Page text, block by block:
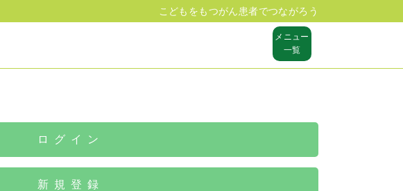
こどもをもつがん患者でつながろう
メニュー
一覧
ログイン
新規登録